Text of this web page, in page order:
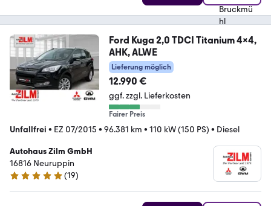
Ford Kuga 2,0 TDCI Titanium 4x4,
AHK, ALWE
Lieferung möglich
12.990 €
ggf. zzgl. Lieferkosten
Fairer Preis
Unfallfrei • EZ 07/2015 • 96.381 km • 110 kW (150 PS) • Diesel
Autohaus Zilm GmbH
16816 Neuruppin
4.9 Sterne
(19)